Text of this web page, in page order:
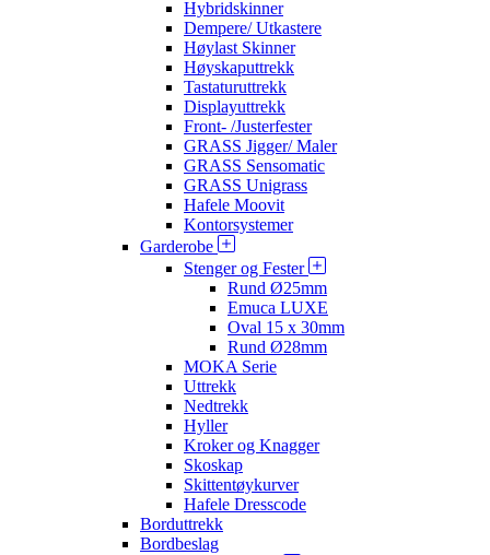
Hybridskinner
Dempere/ Utkastere
Høylast Skinner
Høyskaputtrekk
Tastaturuttrekk
Displayuttrekk
Front- /Justerfester
GRASS Jigger/ Maler
GRASS Sensomatic
GRASS Unigrass
Hafele Moovit
Kontorsystemer
Garderobe
Stenger og Fester
Rund Ø25mm
Emuca LUXE
Oval 15 x 30mm
Rund Ø28mm
MOKA Serie
Uttrekk
Nedtrekk
Hyller
Kroker og Knagger
Skoskap
Skittentøykurver
Hafele Dresscode
Borduttrekk
Bordbeslag